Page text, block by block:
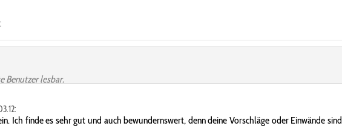
Benutzer lesbar.
Ich finde es sehr gut und auch bewundernswert, denn deine Vorschläge oder Einwände